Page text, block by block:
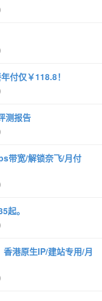
付仅￥118.8！
测报告
带宽/解锁奈飞/月付
起。
港原生IP/建站专用/月